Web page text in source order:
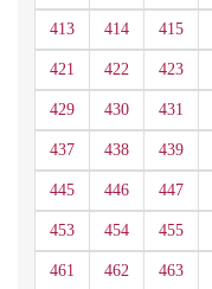
413 414 415
421 422 423
429 430 431
437 438 439
445 446 447
453 454 455
461 462 463